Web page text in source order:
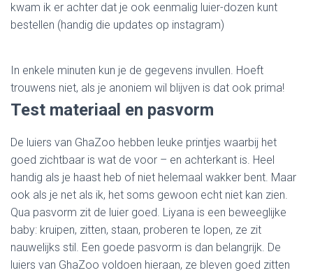
kwam ik er achter dat je ook eenmalig luier-dozen kunt
bestellen (handig die updates op instagram)
In enkele minuten kun je de gegevens invullen. Hoeft
trouwens niet, als je anoniem wil blijven is dat ook prima!
Test materiaal en pasvorm
De luiers van GhaZoo hebben leuke printjes waarbij het
goed zichtbaar is wat de voor – en achterkant is. Heel
handig als je haast heb of niet helemaal wakker bent. Maar
ook als je net als ik, het soms gewoon echt niet kan zien.
Qua pasvorm zit de luier goed. Liyana is een beweeglijke
baby: kruipen, zitten, staan, proberen te lopen, ze zit
nauwelijks stil. Een goede pasvorm is dan belangrijk. De
luiers van GhaZoo voldoen hieraan, ze bleven goed zitten